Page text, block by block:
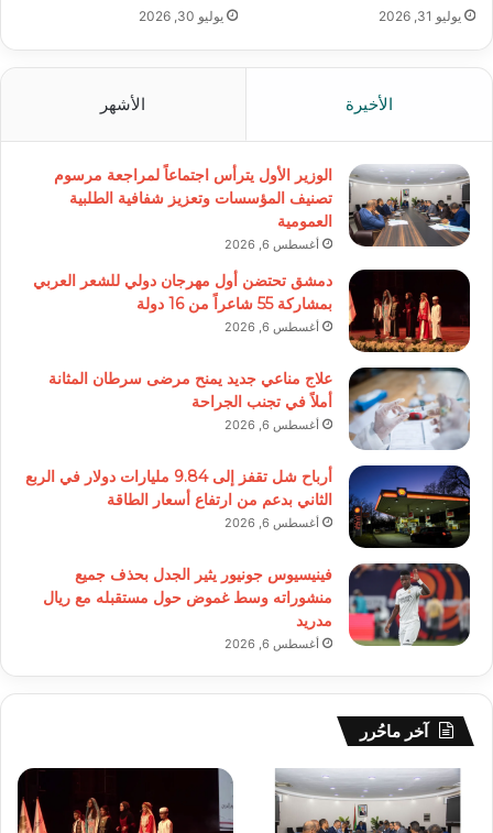
يوليو 31, 2026 يوليو 30, 2026
الأخيرة الأشهر
الوزير الأول يترأس اجتماعاً لمراجعة مرسوم
تصنيف المؤسسات وتعزيز شفافية الطلبية
العمومية
أغسطس 6, 2026
دمشق تحتضن أول مهرجان دولي للشعر العربي
بمشاركة 55 شاعراً من 16 دولة
أغسطس 6, 2026
علاج مناعي جديد يمنح مرضى سرطان المثانة
أملاً في تجنب الجراحة
أغسطس 6, 2026
أرباح شل تقفز إلى 9.84 مليارات دولار في الربع
الثاني بدعم من ارتفاع أسعار الطاقة
أغسطس 6, 2026
فينيسيوس جونيور يثير الجدل بحذف جميع
منشوراته وسط غموض حول مستقبله مع ريال
مدريد
أغسطس 6, 2026
آخر ماحُرر